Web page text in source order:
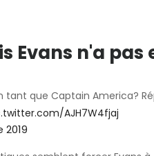
Evans n'a
tant que Captain America?
AJH7W4fjaj
2019